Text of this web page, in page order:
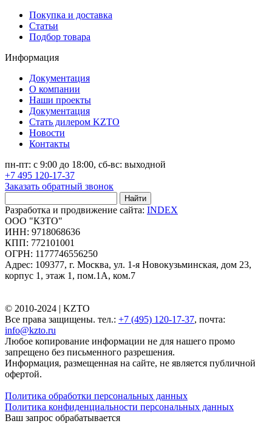
Покупка и доставка
Статьи
Подбор товара
Информация
Документация
О компании
Наши проекты
Документация
Стать дилером KZTO
Новости
Контакты
пн-пт: с 9:00 до 18:00, сб-вс: выходной
+7 495 120-17-37
Заказать обратный звонок
Найти
Разработка и продвижение сайта: INDEX
ООО "КЗТО"
ИНН: 9718068636
КПП: 772101001
ОГРН: 1177746556250
Адрес: 109377, г. Москва, ул. 1-я Новокузьминская, дом 23,
корпус 1, этаж 1, пом.1А, ком.7
© 2010-2024 | KZTO
Все права защищены. тел.: +7 (495) 120-17-37, почта:
info@kzto.ru
Любое копирование информации не для нашего промо
запрещено без письменного разрешения.
Информация, размещенная на сайте, не является публичной
офертой.
Политика обработки персональных данных
Политика конфиденциальности персональных данных
Ваш запрос обрабатывается